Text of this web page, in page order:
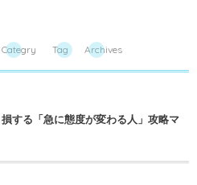
Categry Tag Archives
する「急に態度が変わる人」攻略マ